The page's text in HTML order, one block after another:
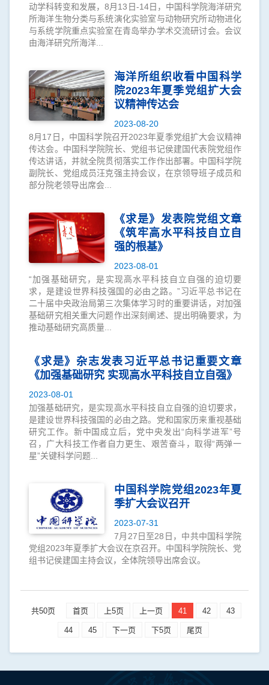
动学科转变和发展，8月13日-14日，中国科学院海洋研究
所海洋生物分类与系统演化实验室与动物研究所动物进化
与系统学院重点实验室在青岛举办学术交流研讨会。会议
由海洋研究所海洋...
海洋所组织收看中国科学
院2023年夏季党组扩大会
议精神传达会
2023-08-20
8月17日，中国科学院召开2023年夏季党组扩大会议精神
传达会。中国科学院院长、党组书记侯建国代表院党组作
传达讲话，并就全院贯彻落实工作作出部署。中国科学院
副院长、党组成员汪克强主持会议，在京领导班子成员和
部分院老领导出席会...
《求是》发表院党组文章
《筑牢高水平科技自立自
强的根基》
2023-08-01
“加强基础研究，是实现高水平科技自立自强的迫切要
求，是建设世界科技强国的必由之路。”习近平总书记在
二十届中央政治局第三次集体学习时的重要讲话，对加强
基础研究相关重大问题作出深刻阐述、提出明确要求，为
推动基础研究高质量...
《求是》杂志发表习近平总书记重要文章
《加强基础研究 实现高水平科技自立自强》
2023-08-01
加强基础研究，是实现高水平科技自立自强的迫切要求，
是建设世界科技强国的必由之路。党和国家历来重视基础
研究工作。新中国成立后，党中央发出“向科学进军”号
召，广大科技工作者自力更生、艰苦奋斗，取得“两弹一
星”关键科学问题...
中国科学院党组2023年夏
季扩大会议召开
2023-07-31
7月27日至28日，中共中国科学院
党组2023年夏季扩大会议在京召开。中国科学院院长、党
组书记侯建国主持会议，全体院领导出席会议。
共50页 首页 上5页 上一页 41 42 43
44 45 下一页 下5页 尾页